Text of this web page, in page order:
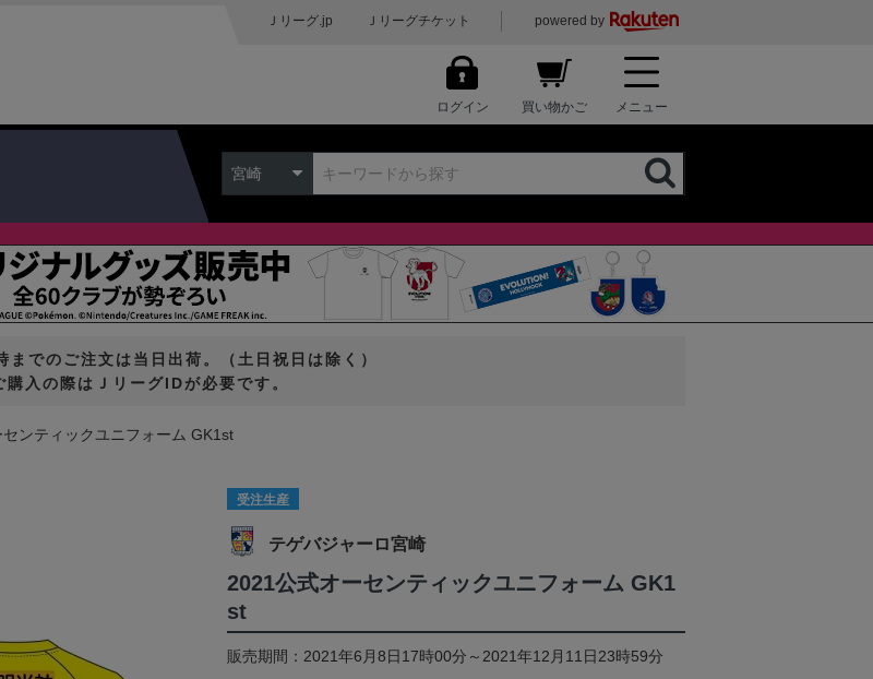
Ｊリーグ.jp Ｊリーグチケット powered by
ログイン 買い物かご メニュー
宮崎
までのご注文は当日出荷。（土日祝日は除く）
購入の際はＪリーグIDが必要です。
ンティックユニフォーム GK1st
受注生産
テゲバジャーロ宮崎
2021公式オーセンティックユニフォーム GK1
st
販売期間：2021年6月8日17時00分～2021年12月11日23時59分